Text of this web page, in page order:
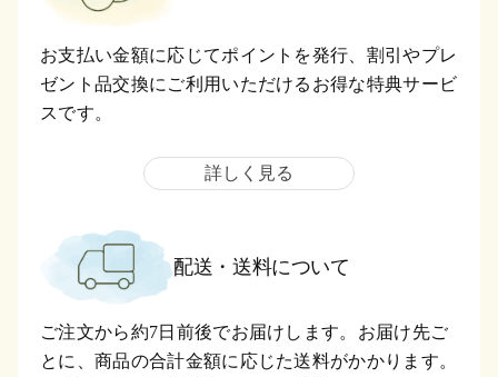
お支払い金額に応じてポイントを発行、割引やプレ
ゼント品交換にご利用いただけるお得な特典サービ
スです。
詳しく見る
配送・送料について
ご注文から約7日前後でお届けします。お届け先ご
とに、商品の合計金額に応じた送料がかかります。